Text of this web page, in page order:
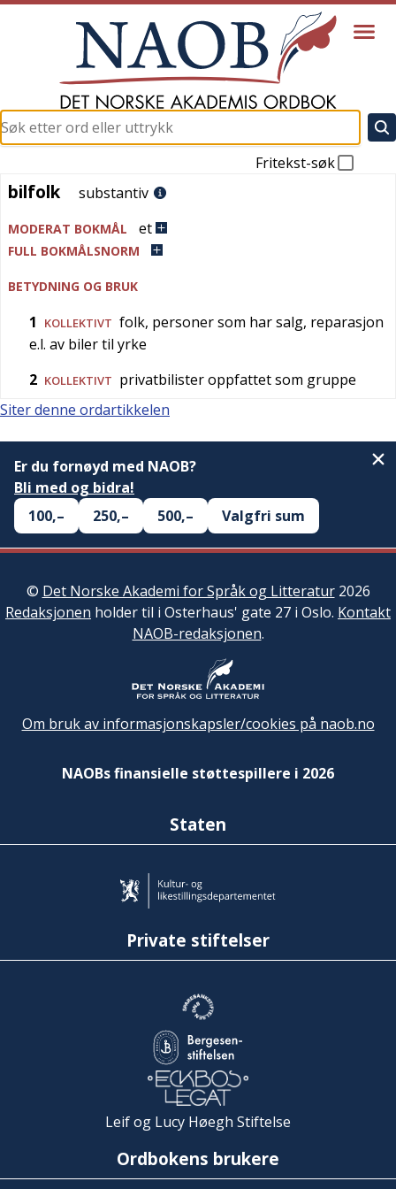
Fritekst-søk
bilfolk
bilfolk substantiv
MODERAT BOKMÅL et
FULL BOKMÅLSNORM
BETYDNING OG BRUK
1 KOLLEKTIVT folk, personer som har salg, reparasjon
e.l. av biler til yrke
2 KOLLEKTIVT privatbilister oppfattet som gruppe
Siter denne ordartikkelen
Er du fornøyd med NAOB?
Bli med og bidra!
100,–
250,– 500,– Valgfri sum
© Det Norske Akademi for Språk og Litteratur2026
Redaksjonen holder til i Osterhaus' gate 27 i Oslo. Kontakt
NAOB-redaksjonen.
Om bruk av informasjonskapsler/cookies på naob.no
NAOBs finansielle støttespillere i 2026
Staten
Private stiftelser
Leif og Lucy Høegh Stiftelse
Ordbokens brukere